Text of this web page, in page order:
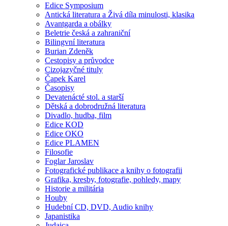
Edice Symposium
Antická literatura a Živá díla minulosti, klasika
Avantgarda a obálky
Beletrie česká a zahraniční
Bilingvní literatura
Burian Zdeněk
Cestopisy a průvodce
Cizojazyčné tituly
Čapek Karel
Časopisy
Devatenácté stol. a starší
Dětská a dobrodružná literatura
Divadlo, hudba, film
Edice KOD
Edice OKO
Edice PLAMEN
Filosofie
Foglar Jaroslav
Fotografické publikace a knihy o fotografii
Grafika, kresby, fotografie, pohledy, mapy
Historie a militária
Houby
Hudební CD, DVD, Audio knihy
Japanistika